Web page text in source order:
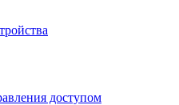
доступом